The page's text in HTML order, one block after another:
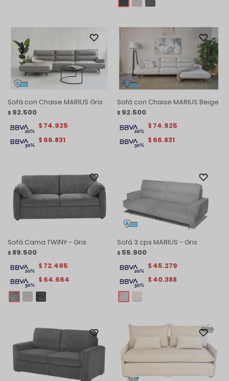
Sofá con Chaise MARIUS Gris
$ 92.500
$ 66.831
$ 74.925
Sofá con Chaise MARIUS Beige
$ 92.500
$ 66.831
$ 74.925
Sofá Cama TWINY - Gris
$ 89.500
$ 64.664
$ 72.495
Sofá 3 cps MARIUS - Gris
$ 55.900
$ 40.388
$ 45.279